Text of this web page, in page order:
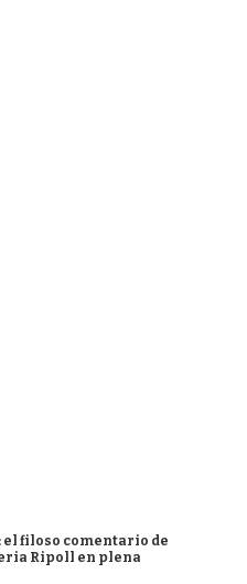
el filoso comentario de
Ripoll en plena